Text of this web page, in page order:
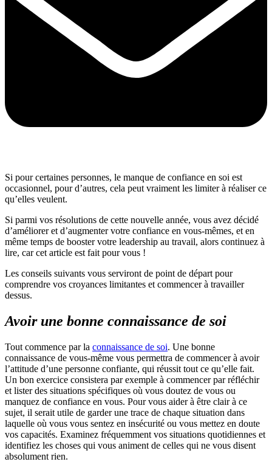
Si pour certaines personnes, le manque de confiance en soi est
occasionnel, pour d’autres, cela peut vraiment les limiter à réaliser ce
qu’elles veulent.
Si parmi vos résolutions de cette nouvelle année, vous avez décidé
d’améliorer et d’augmenter votre confiance en vous-mêmes, et en
même temps de booster votre leadership au travail, alors continuez à
lire, car cet article est fait pour vous !
Les conseils suivants vous serviront de point de départ pour
comprendre vos croyances limitantes et commencer à travailler
dessus.
Avoir une bonne connaissance de soi
Tout commence par la connaissance de soi. Une bonne
connaissance de vous-même vous permettra de commencer à avoir
l’attitude d’une personne confiante, qui réussit tout ce qu’elle fait.
Un bon exercice consistera par exemple à commencer par réfléchir
et lister des situations spécifiques où vous doutez de vous ou
manquez de confiance en vous. Pour vous aider à être clair à ce
sujet, il serait utile de garder une trace de chaque situation dans
laquelle où vous vous sentez en insécurité ou vous mettez en doute
vos capacités. Examinez fréquemment vos situations quotidiennes et
identifiez les choses qui vous animent de celles qui ne vous disent
absolument rien.